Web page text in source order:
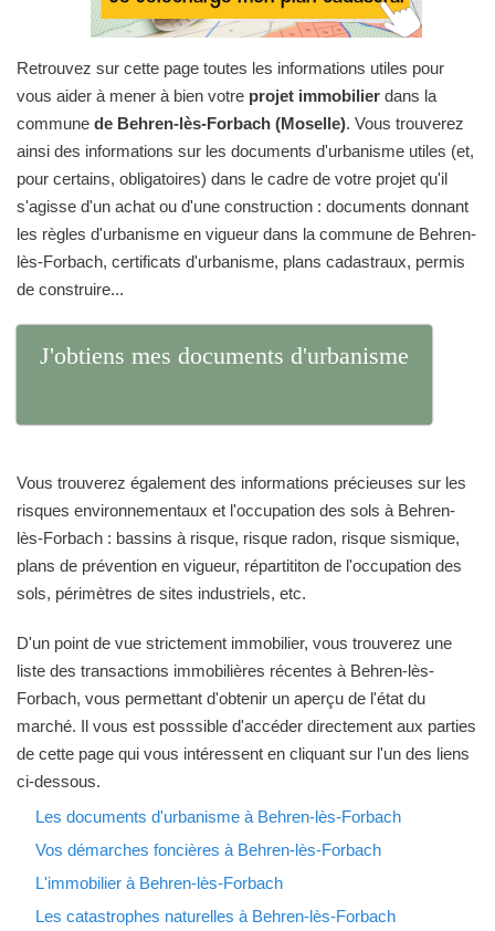
Retrouvez sur cette page toutes les informations utiles pour
vous aider à mener à bien votre projet immobilier dans la
commune de Behren-lès-Forbach (Moselle). Vous trouverez
ainsi des informations sur les documents d'urbanisme utiles (et,
pour certains, obligatoires) dans le cadre de votre projet qu'il
s'agisse d'un achat ou d'une construction : documents donnant
les règles d'urbanisme en vigueur dans la commune de Behren-
lès-Forbach, certificats d'urbanisme, plans cadastraux, permis
de construire...
J'obtiens mes documents d'urbanisme
Vous trouverez également des informations précieuses sur les
risques environnementaux et l'occupation des sols à Behren-
lès-Forbach : bassins à risque, risque radon, risque sismique,
plans de prévention en vigueur, répartititon de l'occupation des
sols, périmètres de sites industriels, etc.
D'un point de vue strictement immobilier, vous trouverez une
liste des transactions immobilières récentes à Behren-lès-
Forbach, vous permettant d'obtenir un aperçu de l'état du
marché. Il vous est posssible d'accéder directement aux parties
de cette page qui vous intéressent en cliquant sur l'un des liens
ci-dessous.
Les documents d'urbanisme à Behren-lès-Forbach
Vos démarches foncières à Behren-lès-Forbach
L'immobilier à Behren-lès-Forbach
Les catastrophes naturelles à Behren-lès-Forbach